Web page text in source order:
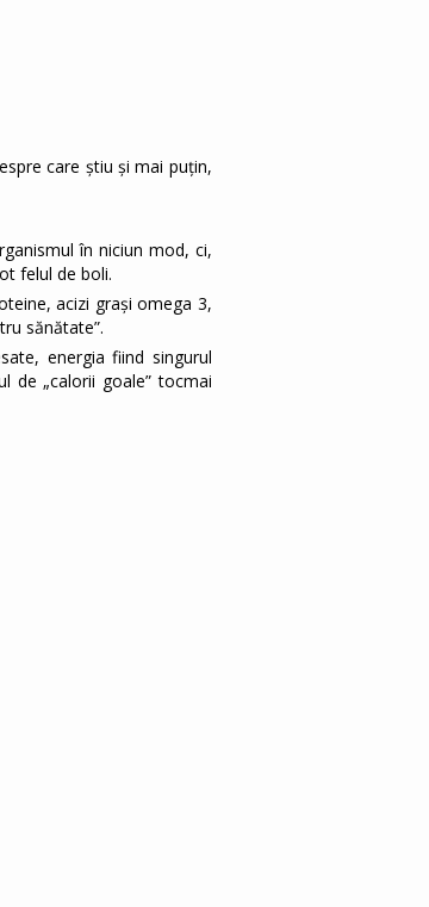
care ştiu şi mai puţin,
în niciun mod, ci,
felul de boli.
acizi grași omega 3,
sănătate”.
energia fiind singurul
de „calorii goale” tocmai